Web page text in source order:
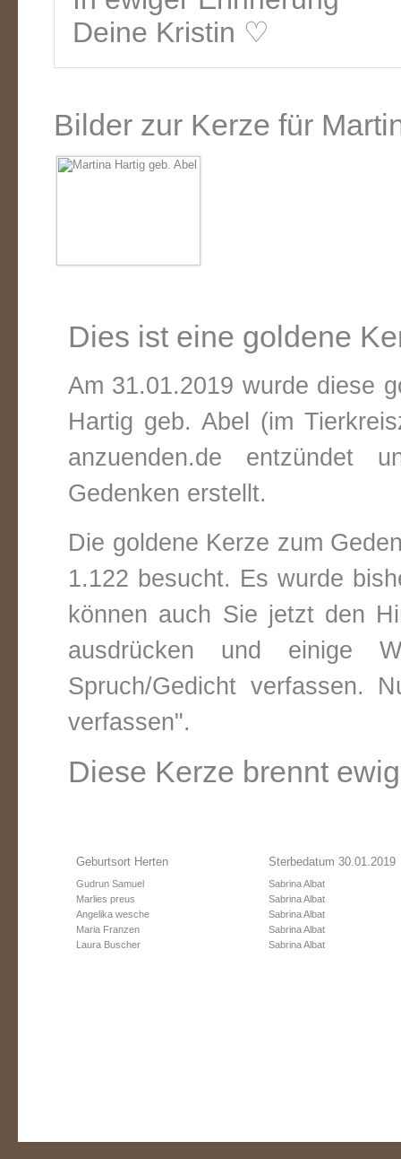
Deine Kristin ♡
Bilder zur Kerze für
Dies ist eine goldene
Am 31.01.2019 wurde diese
Hartig geb. Abel (im
anzuenden.de entzündet
Gedenken erstellt.
Die goldene Kerze zum
1.122 besucht. Es wurde
können auch Sie jetzt den
ausdrücken und einige
Spruch/Gedicht verfassen.
verfassen".
Diese Kerze brennt
Geburtsort Herten
Gudrun Samuel
Marlies preus
Angelika wesche
Maria Franzen
Laura Buscher
Sterbedatum 30.01.2019
Sabrina Albat
Sabrina Albat
Sabrina Albat
Sabrina Albat
Sabrina Albat